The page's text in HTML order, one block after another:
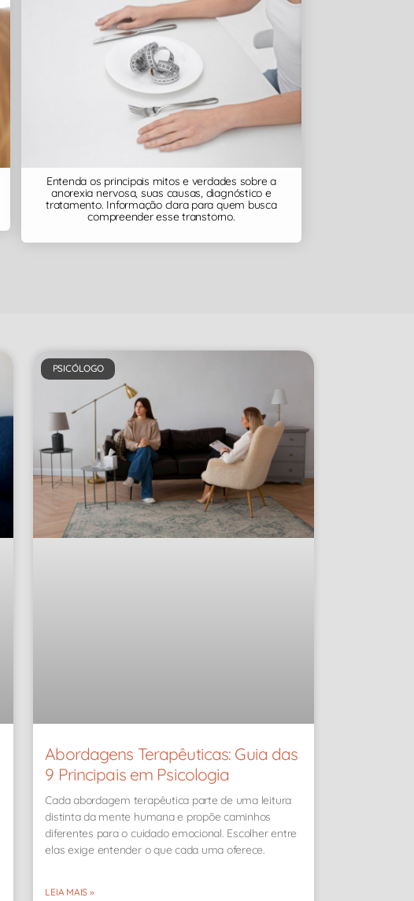
Entenda os principais mitos e verdades sobre a
anorexia nervosa, suas causas, diagnóstico e
tratamento. Informação clara para quem busca
compreender esse transtorno.
PSICÓLOGO
Abordagens Terapêuticas: Guia das
9 Principais em Psicologia
Cada abordagem terapêutica parte de uma leitura
distinta da mente humana e propõe caminhos
diferentes para o cuidado emocional. Escolher entre
elas exige entender o que cada uma oferece.
LEIA MAIS »